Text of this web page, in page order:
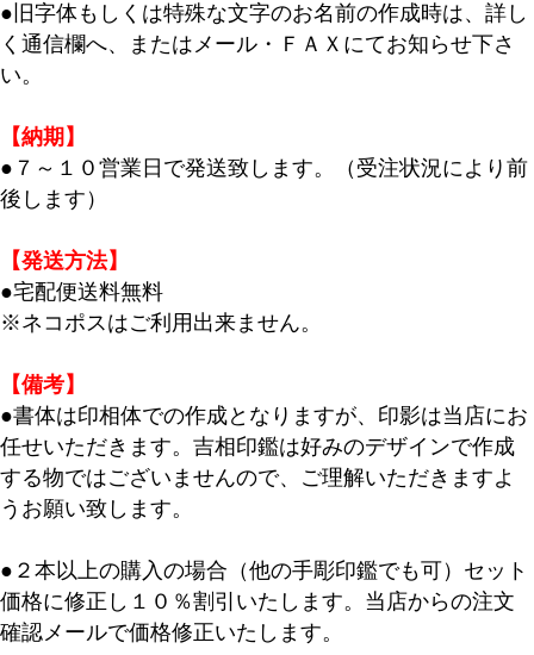
●旧字体もしくは特殊な文字のお名前の作成時は、詳し
く通信欄へ、またはメール・ＦＡＸにてお知らせ下さ
い。
【納期】
●７～１０営業日で発送致します。（受注状況により前
後します）
【発送方法】
●宅配便送料無料
※ネコポスはご利用出来ません。
【備考】
●書体は印相体での作成となりますが、印影は当店にお
任せいただきます。吉相印鑑は好みのデザインで作成
する物ではございませんので、ご理解いただきますよ
うお願い致します。
●２本以上の購入の場合（他の手彫印鑑でも可）セット
価格に修正し１０％割引いたします。当店からの注文
確認メールで価格修正いたします。
キーワード
価格
〜